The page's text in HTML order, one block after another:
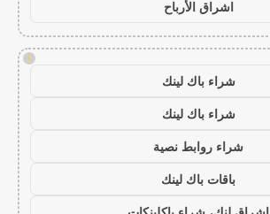
اشراق الأرباح
!
شراء باك لينك
شراء باك لينك
شراء روابط نصية
باقات باك لينك